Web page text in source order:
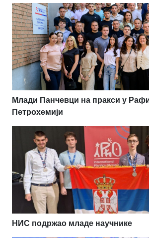
Млади Панчевци на пракси у
Петрохемији
НИС подржао младе научнике